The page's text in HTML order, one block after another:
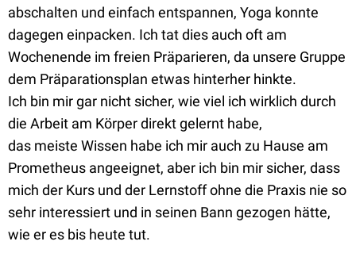
abschalten und einfach entspannen, Yoga konnte
dagegen einpacken. Ich tat dies auch oft am
Wochenende im freien Präparieren, da unsere Gruppe
dem Präparationsplan etwas hinterher hinkte.
Ich bin mir gar nicht sicher, wie viel ich wirklich durch
die Arbeit am Körper direkt gelernt habe,
das meiste Wissen habe ich mir auch zu Hause am
Prometheus angeeignet, aber ich bin mir sicher, dass
mich der Kurs und der Lernstoff ohne die Praxis nie so
sehr interessiert und in seinen Bann gezogen hätte,
wie er es bis heute tut.